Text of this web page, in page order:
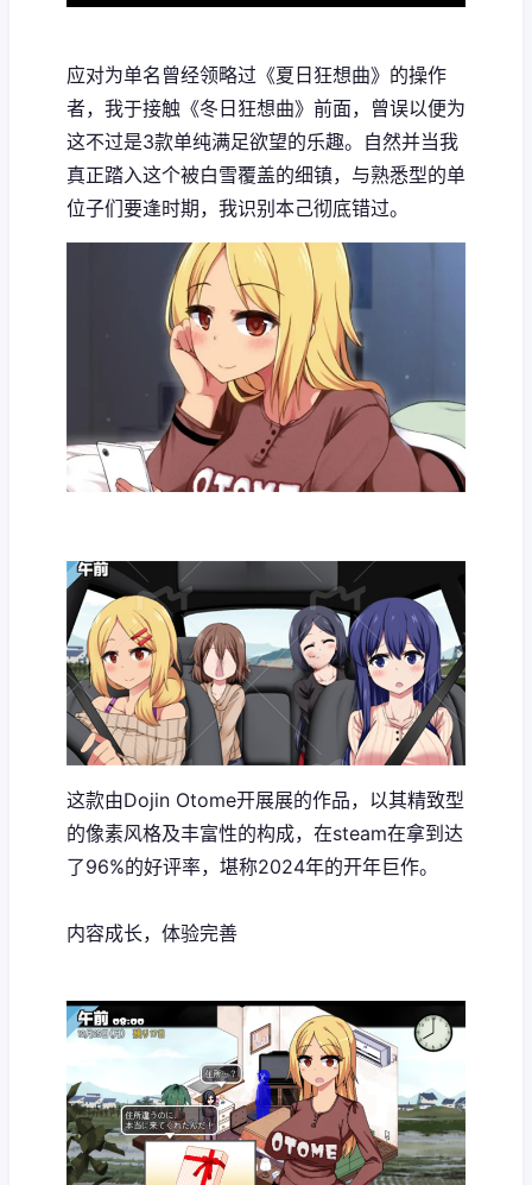
应对为单名曾经领略过《夏日狂想曲》的操作
者，我于接触《冬日狂想曲》前面，曾误以便为
这不过是3款​​单纯满足欲望的乐趣​​。自然并当我
真正踏入这个被白雪覆盖的细镇，与熟悉型的单
位子们要逢时期，我识别本己彻底错过。
这款由Dojin Otome开展展的作品，以其精致型
的像素风格及丰富性的构成，在steam在拿到达
了​​96%的好评率​​，堪称2024年的开年巨作。
内容成长，体验完善